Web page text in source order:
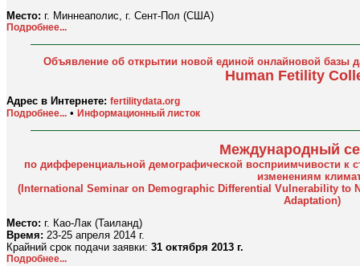
Место: г. Миннеаполис, г. Сент-Пол (США)
Подробнее...
Объявление об открытии новой единой онлайновой базы
Human Fetility
Адрес в Интернете: fertilitydata.org
Подробнее... • Информационный листок
Международный
по дифференциальной демографической восприимчивости к
изменениям
(International Seminar on Demographic Differential Vulnerability to
Adaptation)
Место: г. Као-Лак (Таиланд)
Время: 23-25 апреля 2014 г.
Крайний срок подачи заявки: 31 октября 2013 г.
Подробнее...